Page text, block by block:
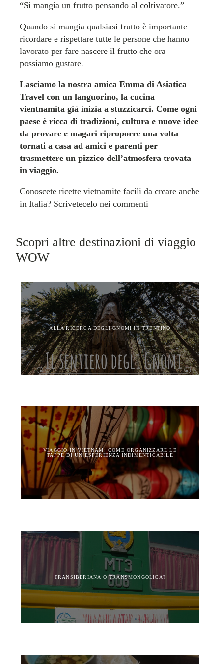
“Si mangia un frutto pensando al coltivatore.”
Quando si mangia qualsiasi frutto è importante
ricordare e rispettare tutte le persone che hanno
lavorato per fare nascere il frutto che ora
possiamo gustare.
Lasciamo la nostra amica Emma di Asiatica
Travel con un languorino, la cucina
vientnamita già inizia a stuzzicarci. Come ogni
paese è ricca di tradizioni, cultura e nuove idee
da provare e magari riproporre una volta
tornati a casa ad amici e parenti per
trasmettere un pizzico dell’atmosfera trovata
in viaggio.
Conoscete ricette vietnamite facili da creare anche
in Italia? Scrivetecelo nei commenti
Scopri altre destinazioni di viaggio
WOW
ALLA RICERCA DEGLI GNOMI IN TRENTINO
VIAGGIO IN VIETNAM: COME ORGANIZZARE LE
TAPPE DI UN’ESPERIENZA INDIMENTICABILE
TRANSIBERIANA O TRANSMONGOLICA?